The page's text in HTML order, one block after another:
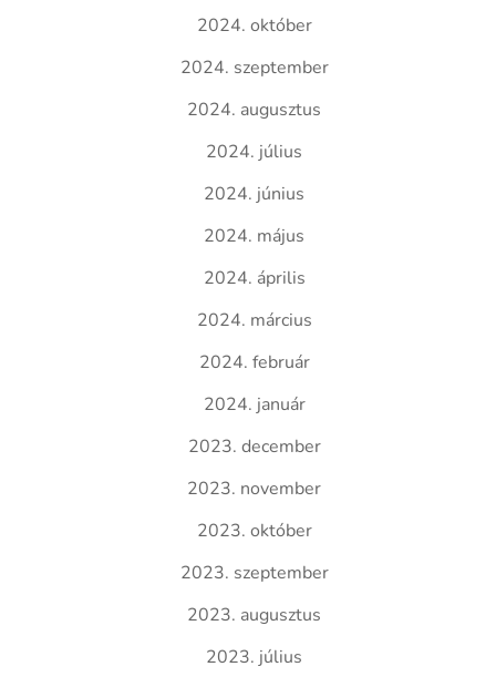
2024. október
2024. szeptember
2024. augusztus
2024. július
2024. június
2024. május
2024. április
2024. március
2024. február
2024. január
2023. december
2023. november
2023. október
2023. szeptember
2023. augusztus
2023. július